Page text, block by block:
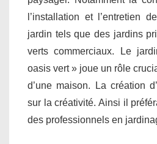
l’installation et l’entretien
jardin tels que des jardins
verts commerciaux. Le
oasis vert » joue un rôle
d’une maison. La création
sur la créativité. Ainsi il
des professionnels en